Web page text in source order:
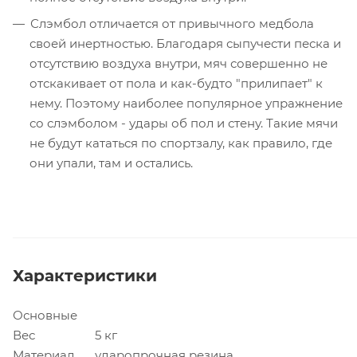
Слэмбол отличается от привычного медбола
своей инертностью. Благодаря сыпучести песка и
отсутствию воздуха внутри, мяч совершенно не
отскакивает от пола и как-будто "прилипает" к
нему. Поэтому наиболее популярное упражнение
со слэмболом - удары об пол и стену. Такие мячи
не будут кататься по спортзалу, как правило, где
они упали, там и остались.
Характеристики
Основные
Вес
5 кг